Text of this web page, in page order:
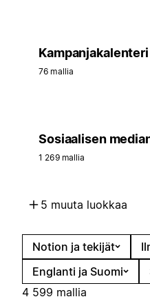
Kampanjakalenteri
76 mallia
Sosiaalisen
1 269 mallia
5 muuta luokkaa
Notion ja tekijät
Englanti ja Suomi
4 599 mallia